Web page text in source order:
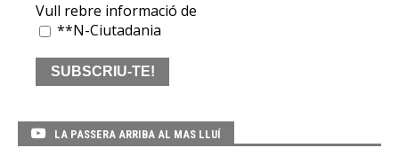
Vull rebre informació de
**N-Ciutadania
LA PASSERA ARRIBA AL MAS LLUÍ